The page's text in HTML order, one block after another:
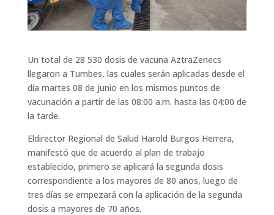
Un total de 28 530 dosis de vacuna AztraZenecs
llegaron a Tumbes, las cuales serán aplicadas desde el
día martes 08 de junio en los mismos puntos de
vacunación a partir de las 08:00 a.m. hasta las 04:00 de
la tarde.
Eldirector Regional de Salud Harold Burgos Herrera,
manifestó que de acuerdo al plan de trabajo
establecido, primero se aplicará la segunda dosis
correspondiente a los mayores de 80 años, luego de
tres días se empezará con la aplicación de la segunda
dosis a mayores de 70 años.